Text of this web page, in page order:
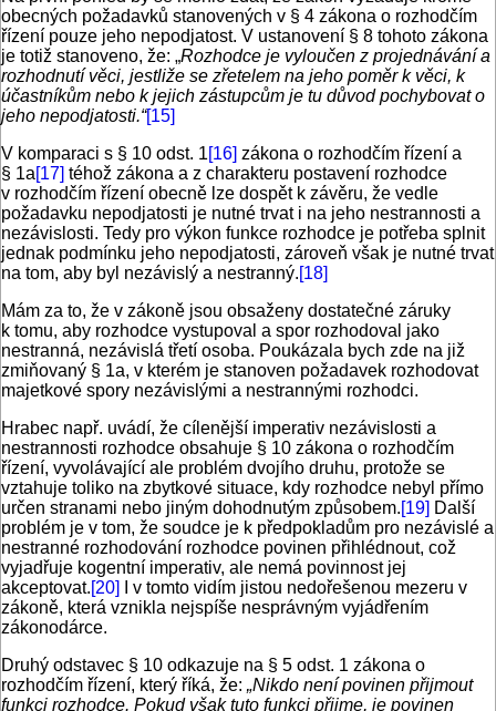
obecných požadavků stanovených v § 4 zákona o rozhodčím
řízení pouze jeho nepodjatost. V ustanovení § 8 tohoto zákona
je totiž stanoveno, že: „Rozhodce je vyloučen z projednávání a
rozhodnutí věci, jestliže se zřetelem na jeho poměr k věci, k
účastníkům nebo k jejich zástupcům je tu důvod pochybovat o
jeho nepodjatosti.“[15]
V komparaci s § 10 odst. 1[16] zákona o rozhodčím řízení a
§ 1a[17] téhož zákona a z charakteru postavení rozhodce
v rozhodčím řízení obecně lze dospět k závěru, že vedle
požadavku nepodjatosti je nutné trvat i na jeho nestrannosti a
nezávislosti. Tedy pro výkon funkce rozhodce je potřeba splnit
jednak podmínku jeho nepodjatosti, zároveň však je nutné trvat
na tom, aby byl nezávislý a nestranný.[18]
Mám za to, že v zákoně jsou obsaženy dostatečné záruky
k tomu, aby rozhodce vystupoval a spor rozhodoval jako
nestranná, nezávislá třetí osoba. Poukázala bych zde na již
zmiňovaný § 1a, v kterém je stanoven požadavek rozhodovat
majetkové spory nezávislými a nestrannými rozhodci.
Hrabec např. uvádí, že cílenější imperativ nezávislosti a
nestrannosti rozhodce obsahuje § 10 zákona o rozhodčím
řízení, vyvolávající ale problém dvojího druhu, protože se
vztahuje toliko na zbytkové situace, kdy rozhodce nebyl přímo
určen stranami nebo jiným dohodnutým způsobem.[19] Další
problém je v tom, že soudce je k předpokladům pro nezávislé a
nestranné rozhodování rozhodce povinen přihlédnout, což
vyjadřuje kogentní imperativ, ale nemá povinnost jej
akceptovat.[20]
I v tomto vidím jistou nedořešenou mezeru v
zákoně, která vznikla nejspíše nesprávným vyjádřením
zákonodárce.
Druhý odstavec § 10 odkazuje na § 5 odst. 1 zákona o
rozhodčím řízení, který říká, že: „Nikdo není povinen přijmout
funkci rozhodce. Pokud však tuto funkci přijme, je povinen